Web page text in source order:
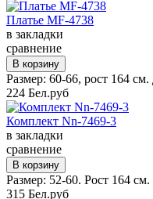
Платье MF-4738
в закладки
сравнение
Размер: 60-66, рост 164
224 Бел.руб
Комплект Nn-7469-3
в закладки
сравнение
Размер: 52-60. Рост 164
315 Бел.руб